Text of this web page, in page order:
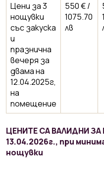
Цени за 3
нощувки
със закуска
и
празнична
вечеря за
двама на
12.04.2025г,
на
помещение
550 € /
1075.70
лв
ЦЕНИТЕ СА ВАЛИДНИ ЗА
13.04.2026г., при
нощувки